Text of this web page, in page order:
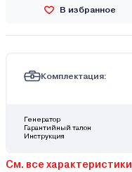
В избранное
Комплектация:
Генератор
Гарантийный талон
Инструкция
См. все характеристики